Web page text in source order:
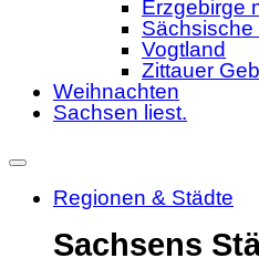
Erzgebirge
Sächsische
Vogtland
Zittauer
Weihnachten
Sachsen liest.
Regionen & Städte
Sachsens